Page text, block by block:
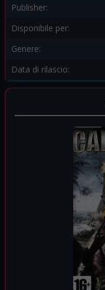
Publisher:
Disponibile per:
Genere:
Data di rilascio: